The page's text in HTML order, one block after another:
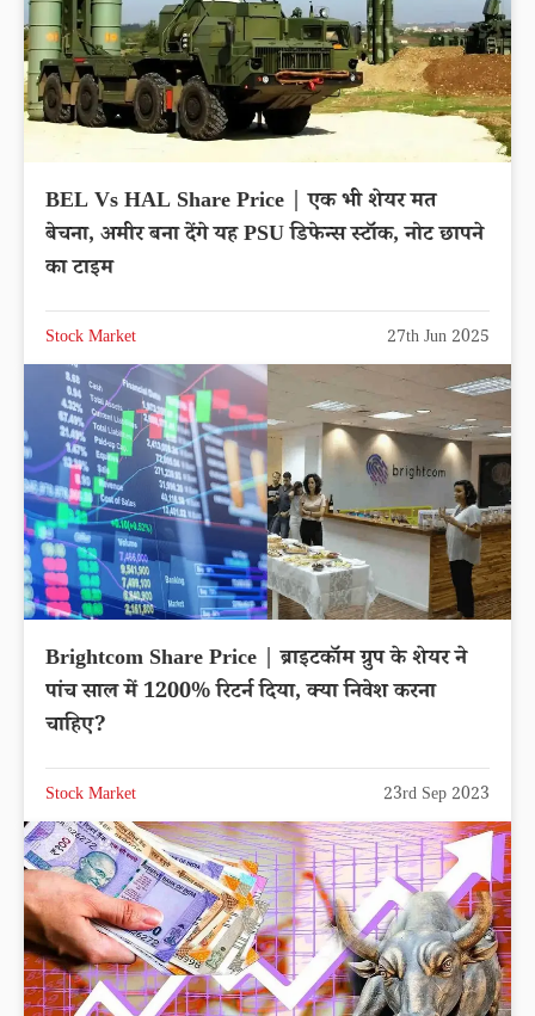
BEL Vs HAL Share Price | एक भी शेयर मत
बेचना, अमीर बना देंगे यह PSU डिफेन्स स्टॉक, नोट छापने
का टाइम
Stock Market 27th Jun 2025
Brightcom Share Price | ब्राइटकॉम ग्रुप के शेयर ने
पांच साल में 1200% रिटर्न दिया, क्या निवेश करना
चाहिए?
Stock Market 23rd Sep 2023